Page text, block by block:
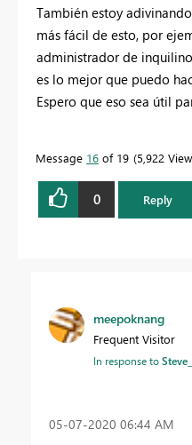
También estoy
más fácil de esto, por
administrador de
es lo mejor que puedo
Espero que eso sea útil
Message 16 of 19 5,922
0 Reply
meepoknang
Frequent Visitor
In response to
‎05-07-2020 06:44 AM